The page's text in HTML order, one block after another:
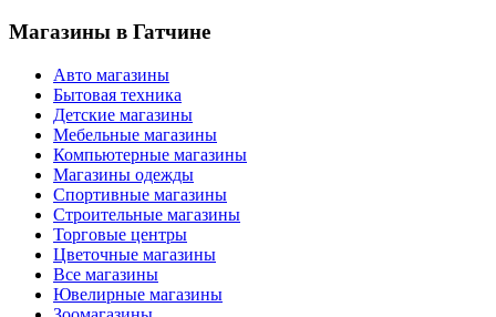
Магазины в Гатчине
Авто магазины
Бытовая техника
Детские магазины
Мебельные магазины
Компьютерные магазины
Магазины одежды
Спортивные магазины
Строительные магазины
Торговые центры
Цветочные магазины
Все магазины
Ювелирные магазины